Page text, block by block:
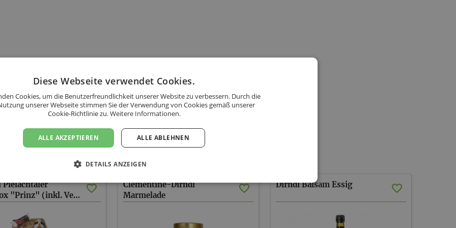
1. Dirndlmanufaktur-Dirndltal - Sortiment
Pielachtaler
Dirndlbox "Prinz" (inkl. Versand AT)
Clementine-Dirndl
Marmelade
Dirndl Balsam Essig
Diese Webseite verwendet Cookies.
Cookies, um die Benutzerfreundlichkeit unserer Website zu verbessern. Durch die
unserer Webseite stimmen Sie der Verwendung von Cookies gemäß unserer
Cookie-Richtlinie zu.Weitere Informationen.
ALLE AKZEPTIEREN ALLE ABLEHNEN
DETAILS ANZEIGEN